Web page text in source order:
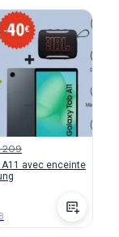
209
A11 avec enceinte